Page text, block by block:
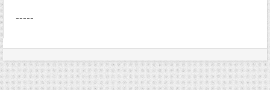
-----